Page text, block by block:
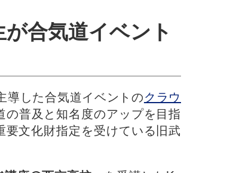
合気道イベント
導した合気道イベントのクラウ
普及と知名度のアップを目指
文化財指定を受けている旧武